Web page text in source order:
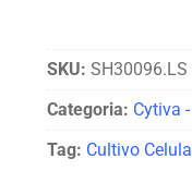
SKU: SH30096.LS
Categoria: Cytiva
Tag: Cultivo